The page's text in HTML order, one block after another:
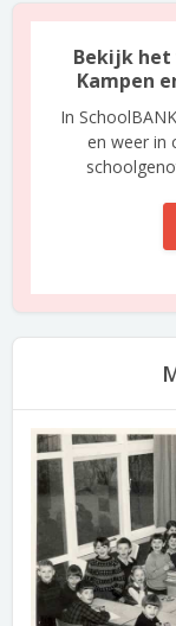
Bekijk het
Kampen
In
en weer in